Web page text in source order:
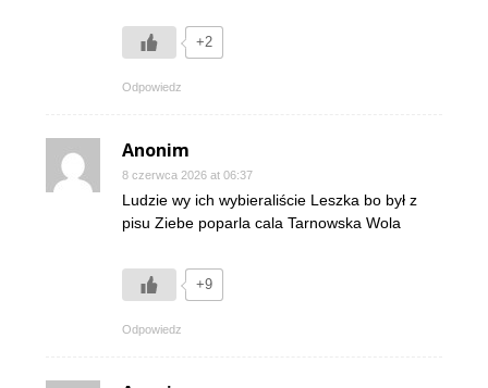
+2
Odpowiedz
Anonim
8 czerwca 2026 at 06:37
Ludzie wy ich wybieraliście Leszka bo był z
pisu Ziebe poparla cala Tarnowska Wola
+9
Odpowiedz